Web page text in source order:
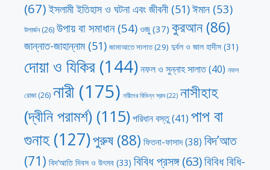
(67) ইসলামী ইতিহাস ও ঘটনা এবং জীবনী(51)ঈমান (53)
উপার্জন(26) উপায় বা সমাধান(54) ওজু (37) কুরআন(86)
জান্নাত-জাহান্নাম(51) জামাআতে সালাত(29) দুর্বল ও জাল হাদীস (31)
দোয়া ও যিকির (144)নফল ও সুন্নাহ সালাত(40) নফল
রোজা(26) নারী(175) নারীদের বিভিন্ন স্রাব(22) নাসীহাহ
(দ্বীনি পরামর্শ) (115)পরিধান বস্তু(41) পাপ বা
গুনাহ(127)পুরুষ(88) ফিতনা-ফাসাদ(38) বিদ’আত
(71) বিদ’আতি দিবস ও উৎসব (33) বিবিধ প্রসঙ্গ(63)বিবিধ বিধি-